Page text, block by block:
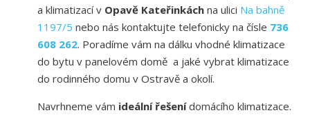
a klimatizací v Opavě Kateřinkách na ulici Na bahně
1197/5 nebo nás kontaktujte telefonicky na čísle 736
608 262. Poradíme vám na dálku vhodné klimatizace
do bytu v panelovém domě a jaké vybrat klimatizace
do rodinného domu v Ostravě a okolí.
Navrhneme vám ideální řešenídomácího klimatizace.